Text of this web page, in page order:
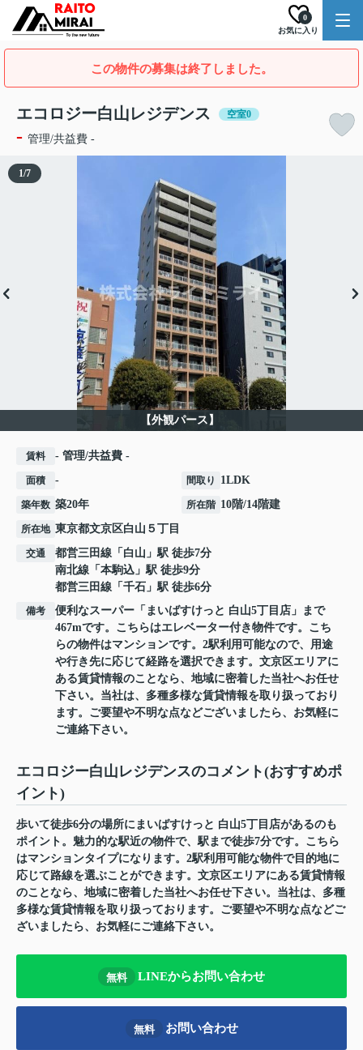
お気に入り
0
この物件の募集は終了しました。
エコロジー白山レジデンス 空室0
- 管理/共益費 -
【外観パース】
1/7
賃料 - 管理/共益費 -
面積 - 間取り 1LDK
築年数 築20年 所在階 10階/14階建
所在地 東京都文京区白山 ５丁目
交通 都営三田線 「 白山 」駅 徒歩7分
南北線 「 本駒込 」駅 徒歩9分
都営三田線 「 千石 」駅 徒歩6分
備考
便利なスーパー「まいばすけっと 白山5丁目店」まで
467mです。こちらはエレベーター付き物件です。こち
らの物件はマンションです。2駅利用可能なので、用途
や行き先に応じて経路を選択できます。文京区エリアに
ある賃貸情報のことなら、地域に密着した当社へお任せ
下さい。当社は、多種多様な賃貸情報を取り扱っており
ます。ご要望や不明な点などございましたら、お気軽に
ご連絡下さい。
エコロジー白山レジデンスのコメント(おすすめポ
イント)
歩いて徒歩6分の場所にまいばすけっと 白山5丁目店があるのも
ポイント。魅力的な駅近の物件で、駅まで徒歩7分です。こちら
はマンションタイプになります。2駅利用可能な物件で目的地に
応じて路線を選ぶことができます。文京区エリアにある賃貸情報
のことなら、地域に密着した当社へお任せ下さい。当社は、多種
多様な賃貸情報を取り扱っております。ご要望や不明な点などご
ざいましたら、お気軽にご連絡下さい。
無料 LINEからお問い合わせ
無料 お問い合わせ